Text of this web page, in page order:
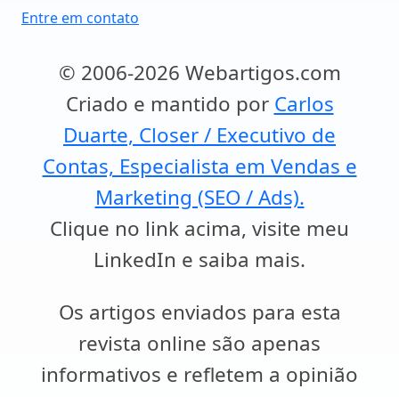
Entre em contato
© 2006-2026 Webartigos.com
Criado e mantido por Carlos
Duarte, Closer / Executivo de
Contas, Especialista em Vendas e
Marketing (SEO / Ads).
Clique no link acima, visite meu
LinkedIn e saiba mais.
Os artigos enviados para esta
revista online são apenas
informativos e refletem a opinião